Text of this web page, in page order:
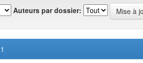
Auteurs par dossier: